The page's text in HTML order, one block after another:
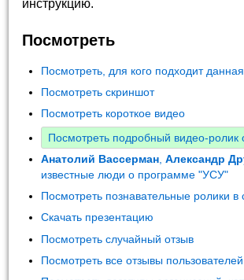
инструкцию.
Посмотреть
Посмотреть, для кого подходит
Посмотреть скриншот
Посмотреть короткое видео
Посмотреть подробный видео-ролик
Анатолий Вассерман ,Александр
известные люди о программе "УСУ"
Посмотреть познавательные ролики в
Скачать презентацию
Посмотреть случайный отзыв
Посмотреть все отзывы пользователей